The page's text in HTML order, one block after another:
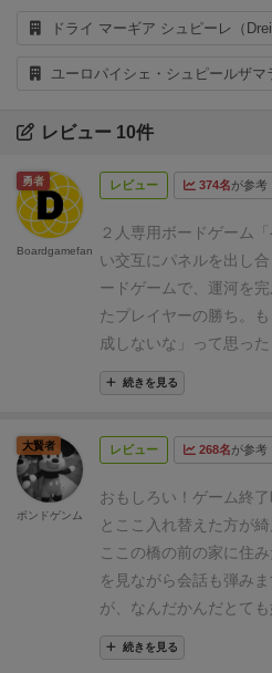
ドライ マーギア シュピーレ（
ユーロパイシェ・シュピールザマラー・ギルド
レビュー 10件
レビュー 374名が参考
２人専用ボードゲーム
い交互にパネルを出し
ードゲームで、 運河を
たプレイヤーの勝ち。
成しないな」って思った
成しなければ宣言した
パネルは基本パネルが
した時間でも遊ぶことが
は、オセロのように 「
を埋めさせる為にはど
らプレイできるのが楽し
いので、盛り上がる前
す。
もう一つ同じセッ
作れて楽しいかも。
続きを見る
勇者
Boardgamefan
レビュー 268名が参考
おもしろい！ ゲーム終了
とここ入れ替えた方が
ここの橋の前の家に住
を見ながら会話も弾みま
が、なんだかんだとて
す！ゲーム自体は運要素
後手必勝だが、「完成
続きを見る
大賢者
ボンドゲンム